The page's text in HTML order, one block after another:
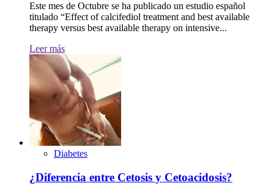
Este mes de Octubre se ha publicado un estudio español
titulado “Effect of calcifediol treatment and best available
therapy versus best available therapy on intensive...
Leer más
Diabetes
¿Diferencia entre Cetosis y Cetoacidosis?